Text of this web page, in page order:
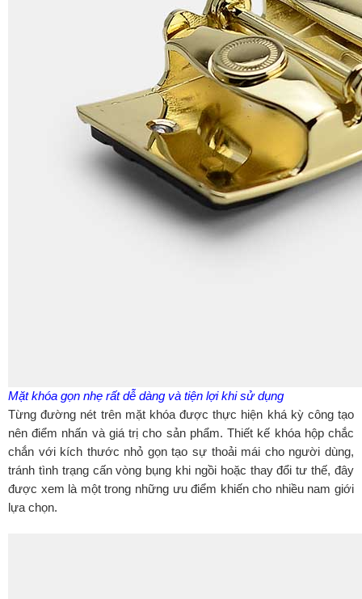
Mặt khóa gọn nhẹ rất dễ dàng và tiện lợi khi sử dụng
Từng đường nét trên mặt khóa được thực hiện khá kỳ công tạo
nên điểm nhấn và giá trị cho sản phẩm. Thiết kế khóa hộp chắc
chắn với kích thước nhỏ gọn tạo sự thoải mái cho người dùng,
tránh tình trạng cấn vòng bụng khi ngồi hoặc thay đổi tư thế, đây
được xem là một trong những ưu điểm khiến cho nhiều nam giới
lựa chọn.